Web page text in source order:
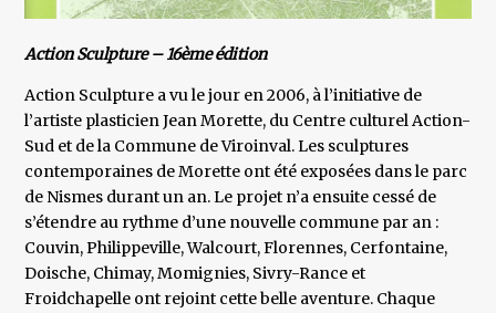
Action Sculpture – 16ème édition
Action Sculpture a vu le jour en 2006, à l’initiative de
l’artiste plasticien Jean Morette, du Centre culturel Action-
Sud et de la Commune de Viroinval. Les sculptures
contemporaines de Morette ont été exposées dans le parc
de Nismes durant un an. Le projet n’a ensuite cessé de
s’étendre au rythme d’une nouvelle commune par an :
Couvin, Philippeville, Walcourt, Florennes, Cerfontaine,
Doische, Chimay, Momignies, Sivry-Rance et
Froidchapelle ont rejoint cette belle aventure. Chaque